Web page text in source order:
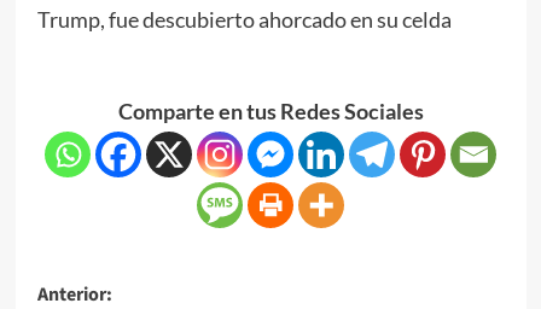
Trump, fue descubierto ahorcado en su celda
Comparte en tus Redes Sociales
Anterior: